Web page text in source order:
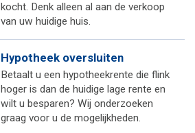
kocht. Denk alleen al aan de verkoop
van uw huidige huis.
Hypotheek oversluiten
Betaalt u een hypotheekrente die flink
hoger is dan de huidige lage rente en
wilt u besparen? Wij onderzoeken
graag voor u de mogelijkheden.